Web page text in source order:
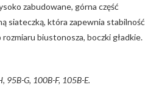
zabudowane, górna część
siateczką, która zapewnia stabilność
biustonosza, boczki gładkie.
95B-G, 100B-F, 105B-E.